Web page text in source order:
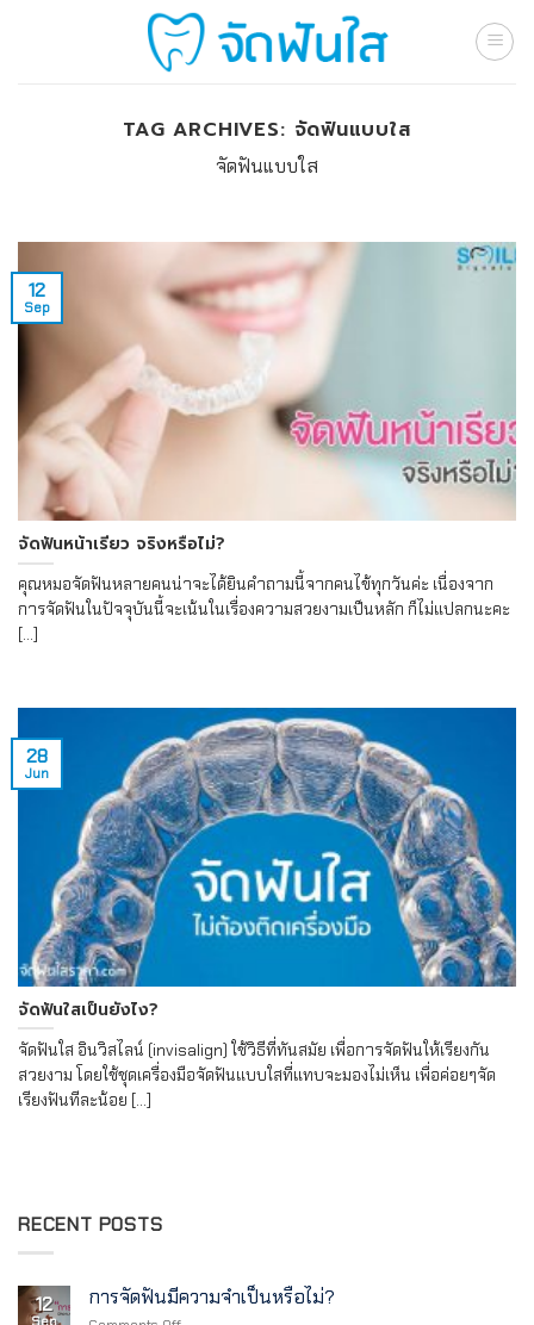
TAG ARCHIVES: จัดฟันแบบใส
จัดฟันแบบใส
จัดฟันหน้าเรียว จริงหรือไม่?
คุณหมอจัดฟันหลายคนน่าจะได้ยินคำถามนี้จากคนไข้ทุกวันค่ะ เนื่องจาก
การจัดฟันในปัจจุบันนี้จะเน้นในเรื่องความสวยงามเป็นหลัก ก็ไม่แปลกนะคะ
[...]
12
Sep
จัดฟันใสเป็นยังไง?
จัดฟันใส อินวิสไลน์ (invisalign) ใช้วิธีที่ทันสมัย เพื่อการจัดฟันให้เรียงกัน
สวยงาม โดยใช้ชุดเครื่องมือจัดฟันแบบใสที่แทบจะมองไม่เห็น เพื่อค่อยๆจัด
เรียงฟันทีละน้อย [...]
28
Jun
RECENT POSTS
12 การจัดฟันมีความจำเป็นหรือไม่?